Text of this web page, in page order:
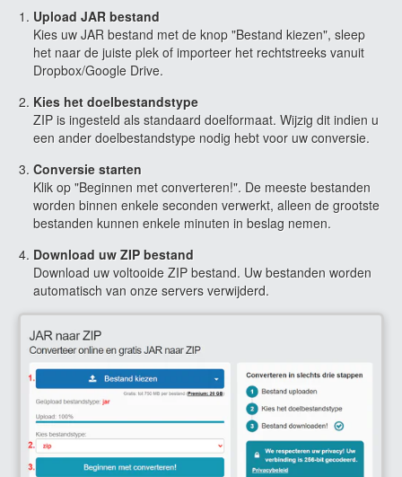
Upload JAR bestand
Kies uw JAR bestand met de knop "Bestand kiezen", sleep
het naar de juiste plek of importeer het rechtstreeks vanuit
Dropbox/Google Drive.
Kies het doelbestandstype
ZIP is ingesteld als standaard doelformaat. Wijzig dit indien u
een ander doelbestandstype nodig hebt voor uw conversie.
Conversie starten
Klik op "Beginnen met converteren!". De meeste bestanden
worden binnen enkele seconden verwerkt, alleen de grootste
bestanden kunnen enkele minuten in beslag nemen.
Download uw ZIP bestand
Download uw voltooide ZIP bestand. Uw bestanden worden
automatisch van onze servers verwijderd.